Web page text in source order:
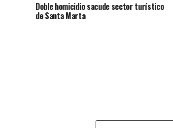
Doble homicidio sacude sector turístico
de Santa Marta